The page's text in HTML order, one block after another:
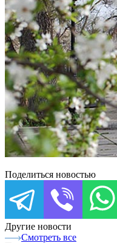
Поделиться новостью
Другие новости
Смотреть все